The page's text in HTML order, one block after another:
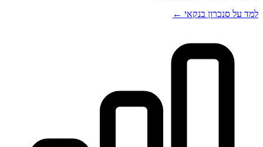
למד על סנכרון בנקאי ←